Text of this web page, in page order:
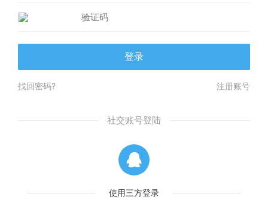
登录
找回密码? 注册账号
社交账号登陆
使用三方登录